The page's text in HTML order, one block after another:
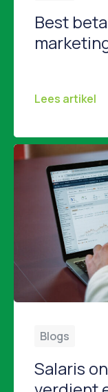
Best
Lees artikel
Blogs
Salaris